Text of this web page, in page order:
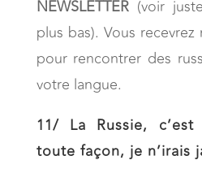
NEWSLETTER (voir
plus bas). Vous
pour rencontrer des
votre langue.
11/La Russie,
toute façon, je n’irais